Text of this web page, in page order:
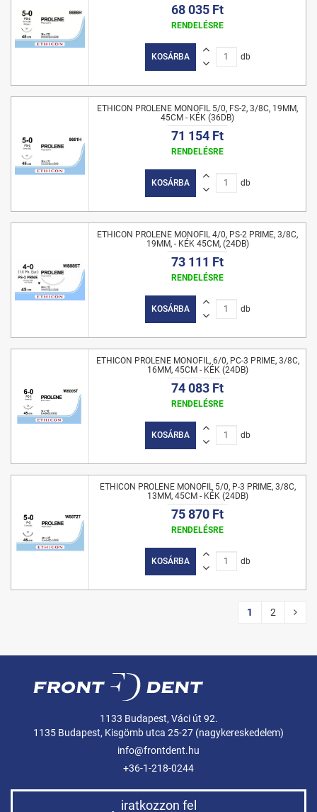
68 035 Ft
RENDELÉSRE
KOSÁRBA db
ETHICON PROLENE MONOFIL 5/0, FS-2, 3/8C, 19MM,
45CM - KÉK (36DB)
71 154 Ft
RENDELÉSRE
KOSÁRBA db
ETHICON PROLENE MONOFIL 4/0, PS-2 PRIME, 3/8C,
19MM, - KÉK 45CM, (24DB)
73 111 Ft
RENDELÉSRE
KOSÁRBA db
ETHICON PROLENE MONOFIL, 6/0, PC-3 PRIME, 3/8C,
16MM, 45CM - KÉK (24DB)
74 083 Ft
RENDELÉSRE
KOSÁRBA db
ETHICON PROLENE MONOFIL 5/0, P-3 PRIME, 3/8C,
13MM, 45CM - KÉK (24DB)
75 870 Ft
RENDELÉSRE
KOSÁRBA db
1 2
1133 Budapest, Váci út 92.
1135 Budapest, Kisgömb utca 25-27 (nagykereskedelem)
info@frontdent.hu
+36-1-218-0244
iratkozzon fel